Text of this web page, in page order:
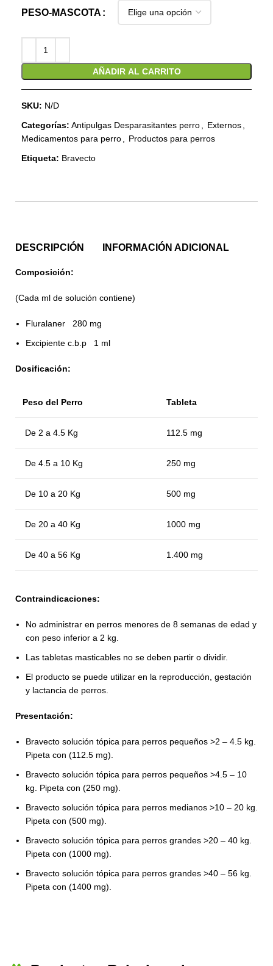
PESO-MASCOTA
AÑADIR AL CARRITO
SKU: N/D
Categorías: Antipulgas Desparasitantes perro Externos
Medicamentos para perro
Productos para perros
Etiqueta: Bravecto
DESCRIPCIÓN INFORMACIÓN ADICIONAL
Composición:
(Cada ml de solución contiene)
Fluralaner 280 mg
Excipiente c.b.p 1 ml
Dosificación:
Peso del Perro Tableta
De 2 a 4.5 Kg 112.5 mg
De 4.5 a 10 Kg 250 mg
De 10 a 20 Kg 500 mg
De 20 a 40 Kg 1000 mg
De 40 a 56 Kg 1.400 mg
Contraindicaciones:
No administrar en perros menores de 8 semanas de edad y
con peso inferior a 2 kg.
Las tabletas masticables no se deben partir o dividir.
El producto se puede utilizar en la reproducción, gestación
y lactancia de perros.
Presentación:
Bravecto solución tópica para perros pequeños >2 – 4.5 kg.
Pipeta con (112.5 mg).
Bravecto solución tópica para perros pequeños >4.5 – 10
kg. Pipeta con (250 mg).
Bravecto solución tópica para perros medianos >10 – 20 kg.
Pipeta con (500 mg).
Bravecto solución tópica para perros grandes >20 – 40 kg.
Pipeta con (1000 mg).
Bravecto solución tópica para perros grandes >40 – 56 kg.
Pipeta con (1400 mg).